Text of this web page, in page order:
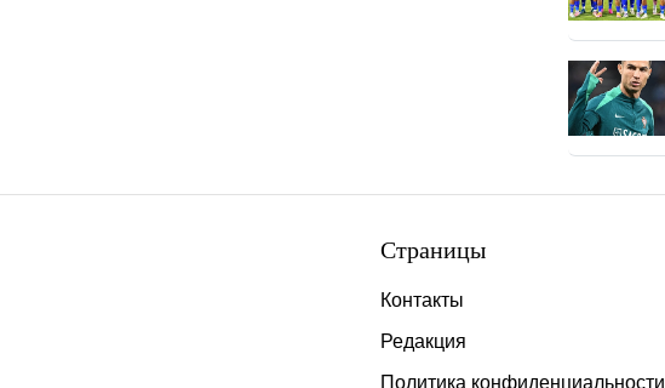
Страницы
Контакты
Редакция
Политика конфиденциальности